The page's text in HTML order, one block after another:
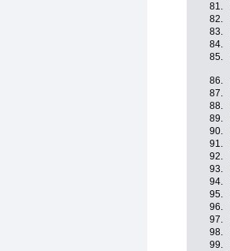
81.
82.
83.
84.
85.
86.
87.
88.
89.
90.
91.
92.
93.
94.
95.
96.
97.
98.
99.